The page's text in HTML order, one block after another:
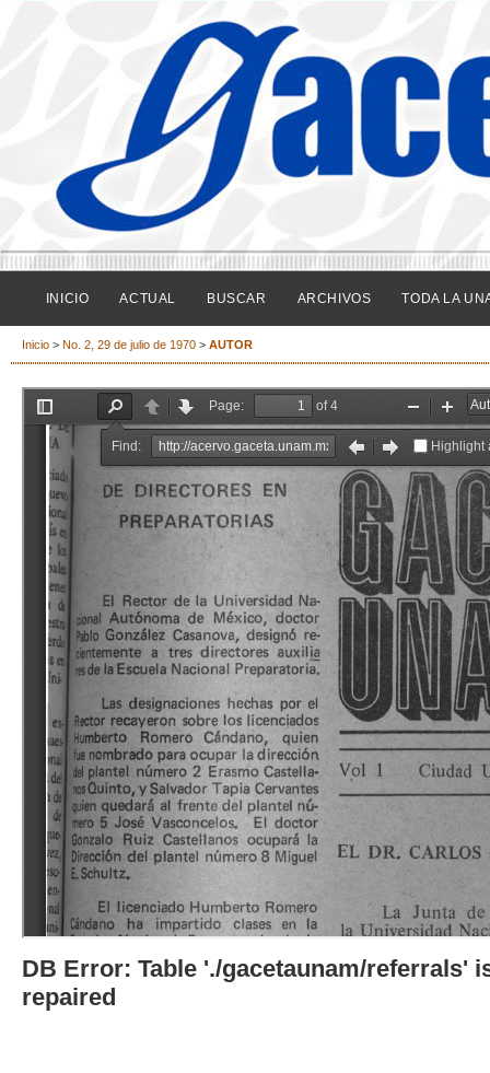
INICIO ACTUAL BUSCAR ARCHIVOS TODA LA
Inicio > No. 2, 29 de julio de 1970 > AUTOR
DB Error: Table './gacetaunam/referrals'
repaired